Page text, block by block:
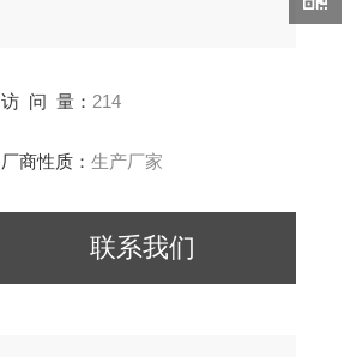
访 问 量： 214
厂商性质：生产厂家
联系我们